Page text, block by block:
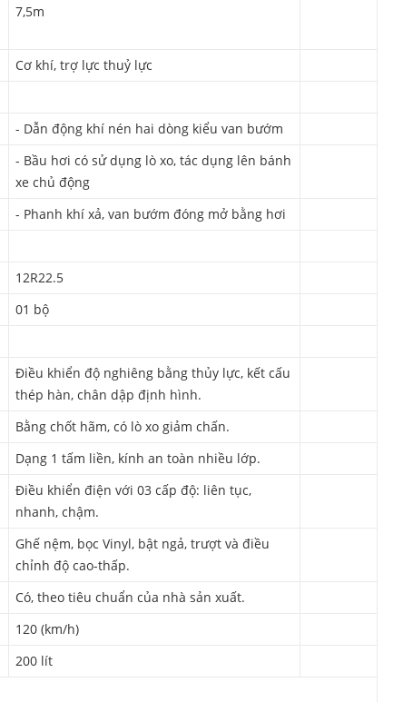
7,5m
Cơ khí, trợ lực thuỷ lực
- Dẫn động khí nén hai dòng kiểu van bướm
- Bầu hơi có sử dụng lò xo, tác dụng lên bánh
xe chủ động
- Phanh khí xả, van bướm đóng mở bằng hơi
12R22.5
01 bộ
Điều khiển độ nghiêng bằng thủy lực, kết cấu
thép hàn, chân dập định hình.
Bằng chốt hãm, có lò xo giảm chấn.
Dạng 1 tấm liền, kính an toàn nhiều lớp.
Điều khiển điện với 03 cấp độ: liên tục,
nhanh, chậm.
Ghế nệm, bọc Vinyl, bật ngả, trượt và điều
chỉnh độ cao-thấp.
Có, theo tiêu chuẩn của nhà sản xuất.
120 (km/h)
200 lít